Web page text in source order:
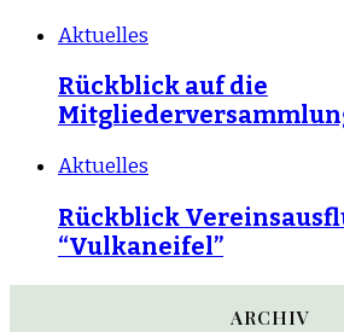
Aktuelles
Rückblick auf die
Aktuelles
Rückblick
“Vulkaneifel”
ARCHIV